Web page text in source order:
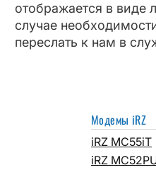
отображается в виде
случае
переслать к нам в
Модемы iRZ
iRZ MC55iT
iRZ